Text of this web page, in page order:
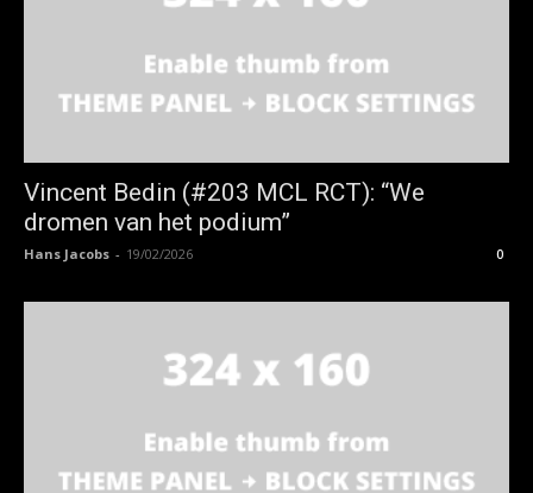
Vincent Bedin (#203 MCL RCT): “We
dromen van het podium”
Hans Jacobs - 19/02/2026 0